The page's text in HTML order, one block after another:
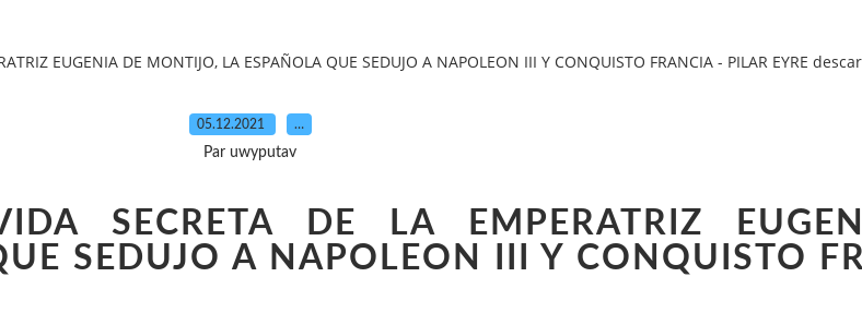
EUGENIA DE MONTIJO, LA ESPAÑOLA QUE SEDUJO A NAPOLEON III Y CONQUISTO FRANCIA - PILAR EYRE
05.12.2021 …
Par uwyputav
SECRETA DE LA EMPERATRIZ
SEDUJO A NAPOLEON III Y CONQUISTO